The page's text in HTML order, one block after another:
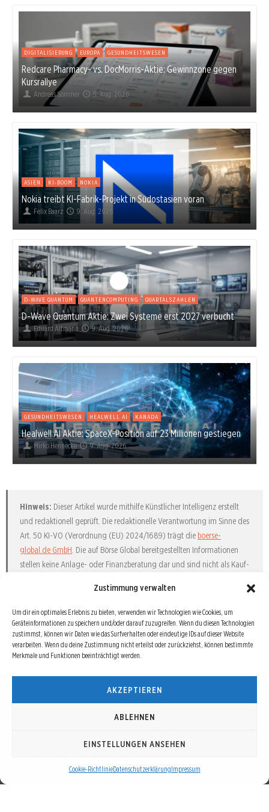
Zustimmung verwalten
Um dir ein optimales Erlebnis zu bieten, verwenden wir Technologien wie Cookies, um
Geräteinformationen zu speichern und/oder darauf zuzugreifen. Wenn du diesen Technologien
zustimmst, können wir Daten wie das Surfverhalten oder eindeutige IDs auf dieser Website
verarbeiten. Wenn du deine Zustimmung nicht erteilst oder zurückziehst, können bestimmte
Merkmale und Funktionen beeinträchtigt werden.
AKZEPTIEREN
ABLEHNEN
EINSTELLUNGEN ANSEHEN
Cookie-RichtlinieDatenschutzerklärungImpressum
DIGITALISIERUNG EUROPA GESUNDHEITSWESEN
Redcare Pharmacy- vs. DocMorris-Aktie: Gewinnzone gegen
Kursrallye
Andreas Sommer 9. Aug. 2026
ASIEN KI-BOOM NOKIA
Nokia treibt KI-Fabrik-Projekt in Südostasien voran
Felix Baarz 9. Aug. 2026
D-WAVE QUANTUM QUANTENCOMPUTING QUARTALSZAHLEN
D-Wave Quantum Aktie: Zwei Systeme erst 2027 verbucht
Eduard Altmann 9. Aug. 2026
GESUNDHEITSWESEN HEALWELL AI KANADA
Healwell AI Aktie: SpaceX-Position auf 23 Millionen gestiegen
Mirko Hennecke 9. Aug. 2026
Hinweis: Dieser Artikel wurde mithilfe Künstlicher Intelligenz erstellt
und redaktionell geprüft. Die redaktionelle Verantwortung im Sinne des
Art. 50 KI-VO (Verordnung (EU) 2024/1689) trägt die boerse-
global.de GmbH. Die auf Börse Global bereitgestellten Informationen
stellen keine Anlage- oder Finanzberatung dar und sind nicht als Kauf-
fachkundige Beratung. Jede Anlageentscheidung erfolgt auf eigenes
Risiko.
Börse : lokal, international, global
richtige Interpretationen und unabhängige Informationsquellen. Diese drei Bausteine sind
Hinter Börse Global steht ein Team von erfahrenen Finanzjournalisten, die zum Teil schon